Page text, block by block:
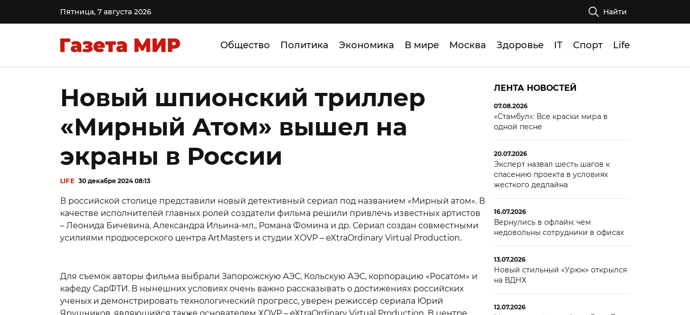
Пятница, 7 августа 2026 Найти
Общество Политика Экономика В мире Москва Здоровье IT Спорт Life
Новый шпионский триллер
«Мирный Атом» вышел на
экраны в России
LIFE 30 декабря 2024 08:13
В российской столице представили новый детективный сериал под названием «Мирный атом». В
качестве исполнителей главных ролей создатели фильма решили привлечь известных артистов
– Леонида Бичевина, Александра Ильина-мл., Романа Фомина и др. Сериал создан совместными
усилиями продюсерского центра ArtMasters и студии XOVP – eXtraOrdinary Virtual Production.
Для съемок авторы фильма выбрали Запорожскую АЭС, Кольскую АЭС, корпорацию «Росатом» и
кафеду СарФТИ. В нынешних условиях очень важно рассказывать о достижениях российских
ученых и демонстрировать технологический прогресс, уверен режиссер сериала Юрий
ЛЕНТА НОВОСТЕЙ
07.08.2026
«Стамбул»: Все краски мира в
одной песне
20.07.2026
Эксперт назвал шесть шагов к
спасению проекта в условиях
жесткого дедлайна
16.07.2026
Вернулись в офлайн: чем
недовольны сотрудники в офисах
13.07.2026
Новый стильный «Урюк» открылся
на ВДНХ
12.07.2026